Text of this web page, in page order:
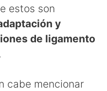
estos son
y
de ligamento
cabe mencionar